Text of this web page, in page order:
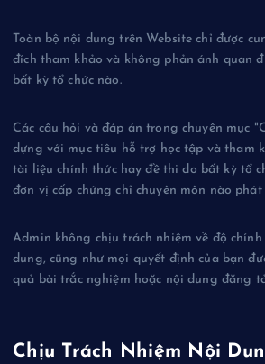
Toàn bộ nội dung trên Website chỉ được
đích tham khảo và không phản ánh quan
bất kỳ tổ chức nào.
Các câu hỏi và đáp án trong chuyên mục
dựng với mục tiêu hỗ trợ học tập và tham
tài liệu chính thức hay đề thi do bất kỳ tổ
đơn vị cấp chứng chỉ chuyên môn nào phát
Admin không chịu trách nhiệm về độ
dung, cũng như mọi quyết định của bạn
quả bài trắc nghiệm hoặc nội dung đăng
Chịu Trách Nhiệm Nội